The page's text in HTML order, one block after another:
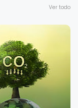
Ver todo